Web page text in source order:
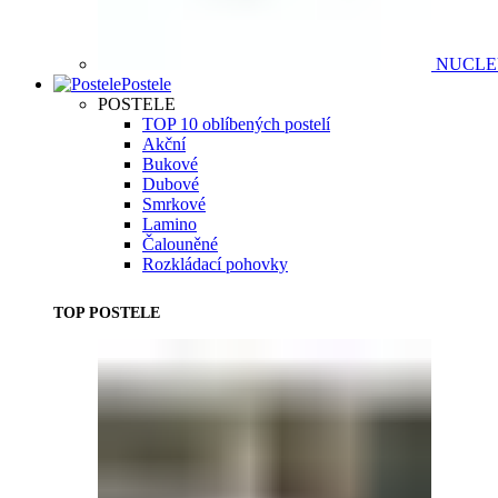
Postele
POSTELE
TOP 10 oblíbených postelí
Akční
Bukové
Dubové
Smrkové
Lamino
Čalouněné
Rozkládací pohovky
TOP POSTELE